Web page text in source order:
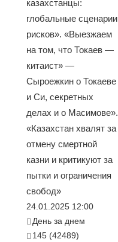
казахстанцы:
глобальные сценарии
рисков». «Выезжаем
на том, что Токаев —
китаист» —
Сыроежкин о Токаеве
и Си, секретных
делах и о Масимове».
«Казахстан хвалят за
отмену смертной
казни и критикуют за
пытки и ограничения
свобод»
24.01.2025 12:00
День за днем
145 (42489)